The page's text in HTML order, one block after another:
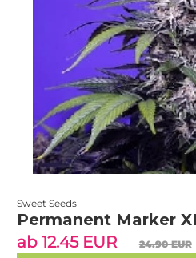
Sweet Seeds
Permanent Marker
ab 12.45 EUR
24.90 EUR